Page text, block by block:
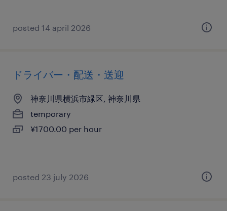
posted 14 april 2026
ドライバー・配送・送迎
神奈川県横浜市緑区, 神奈川県
temporary
¥1700.00 per hour
posted 23 july 2026